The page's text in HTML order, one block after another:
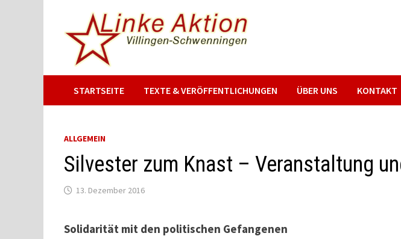
springen
STARTSEITE TEXTE & VERÖFFENTLICHUNGEN ÜBER UNS KONTAKT
ALLGEMEIN
Silvester zum Knast – Veranstaltung
13. Dezember 2016
Solidarität mit den politischen Gefangenen